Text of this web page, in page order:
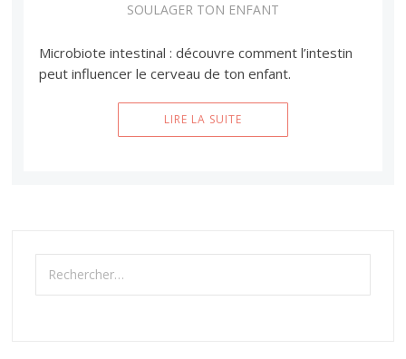
SOULAGER TON ENFANT
Microbiote intestinal : découvre comment l’intestin
peut influencer le cerveau de ton enfant.
LIRE LA SUITE
Rechercher :